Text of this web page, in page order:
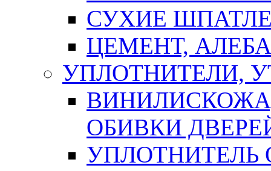
СУХИЕ
ЦЕМЕНТ,
УПЛОТНИТЕЛИ,
ОБИВКИ
УПЛОТНИТЕЛЬ